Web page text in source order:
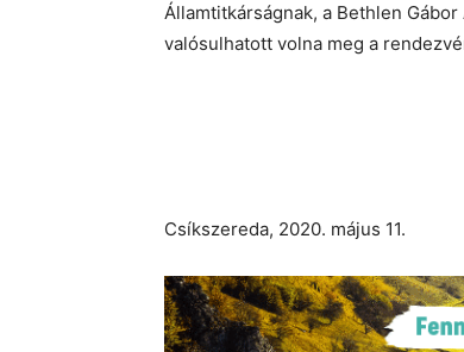
Államtitkárságnak, a Bethlen
valósulhatott volna meg a
Csíkszereda, 2020. május 11.